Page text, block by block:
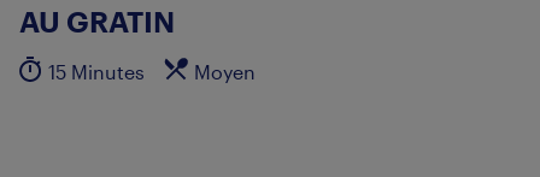
AU GRATIN
15 Minutes Moyen